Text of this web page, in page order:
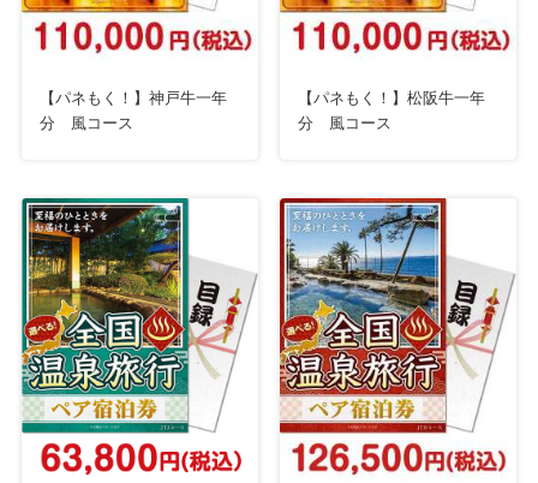
【パネもく！】神戸牛一年
分 風コース
【パネもく！】松阪牛一年
分 風コース